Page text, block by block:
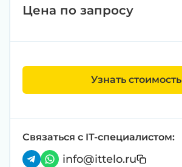
Цена по запросу
Узнать стоимость
Связаться с IT-специалистом:
info@ittelo.ru